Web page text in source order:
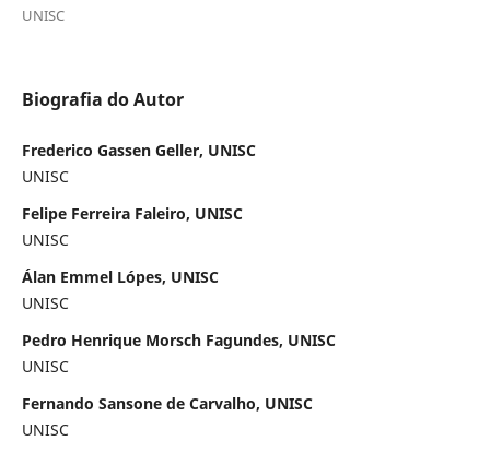
UNISC
Biografia do Autor
Frederico Gassen Geller, UNISC
UNISC
Felipe Ferreira Faleiro, UNISC
UNISC
Álan Emmel Lópes, UNISC
UNISC
Pedro Henrique Morsch Fagundes, UNISC
UNISC
Fernando Sansone de Carvalho, UNISC
UNISC